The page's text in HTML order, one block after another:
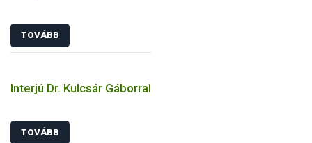
TOVÁBB
Interjú Dr. Kulcsár Gáborral
TOVÁBB